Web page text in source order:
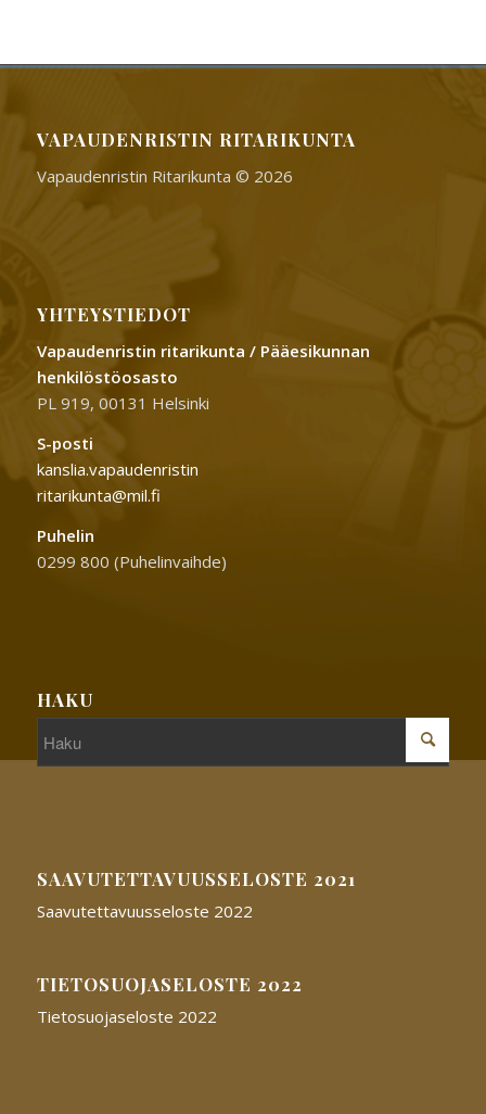
VAPAUDENRISTIN RITARIKUNTA
Vapaudenristin Ritarikunta © 2026
YHTEYSTIEDOT
Vapaudenristin ritarikunta / Pääesikunnan
henkilöstöosasto
PL 919, 00131 Helsinki
S-posti
kanslia.vapaudenristin
ritarikunta@mil.fi
Puhelin
0299 800 (Puhelinvaihde)
HAKU
SAAVUTETTAVUUSSELOSTE 2021
Saavutettavuusseloste 2022
TIETOSUOJASELOSTE 2022
Tietosuojaseloste 2022